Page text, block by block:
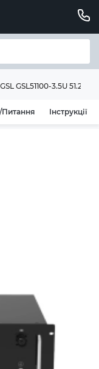
GSL51100-3.5U 51.2V
Питання Інструкції